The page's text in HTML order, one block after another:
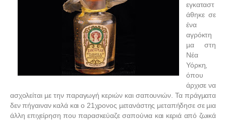
εγκαταστ
άθηκε σε
ένα
αγρόκτη
µα στη
Νέα
Υόρκη,
όπου
άρχισε να
ασχολείται µε την παραγωγή κεριών και σαπουνιών. Τα πράγµατα
δεν πήγαιναν καλά και ο 21χρονος µετανάστης μεταπήδησε σε µια
άλλη επιχείρηση που παρασκεύαζε σαπούνια και κεριά από ζωικά